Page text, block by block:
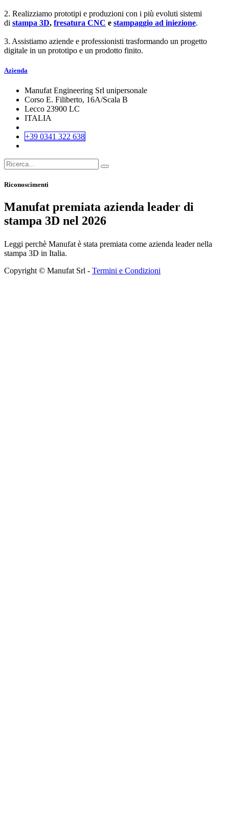
2. Realizziamo prototipi e produzioni con i più evoluti sistemi
di stampa 3D, fresatura CNC e stampaggio ad iniezione.
3. Assistiamo aziende e professionisti trasformando un progetto
digitale in un prototipo e un prodotto finito.
Azienda
Manufat Engineering Srl unipersonale
Corso E. Filiberto, 16A/Scala B
Lecco 23900 LC
ITALIA
+39 0341 322 638
Riconoscimenti
Manufat premiata azienda leader di
stampa 3D nel 2026
Leggi perchè Manufat è stata premiata come azienda leader nella
stampa 3D in Italia.
Copyright © Manufat Srl - Termini e Condizioni